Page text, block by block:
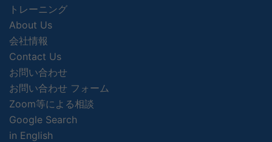
トレーニング
About Us
会社情報
Contact Us
お問い合わせ
お問い合わせ フォーム
Zoom等による相談
Google Search
in English